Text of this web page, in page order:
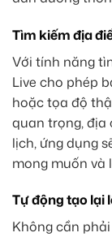
Tìm kiếm địa
Với tính năng
Live cho phép
hoặc tọa độ
quan trọng, địa
lịch, ứng dụng
mong muốn và
Tự động tạo lại
Không cần